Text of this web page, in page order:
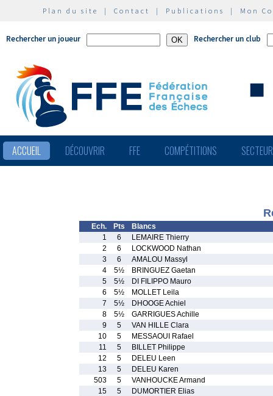
Plan du site | Contact | Publications | Mon
Rechercher un joueur Rechercher un club
ACCUEIL DÉCOUVRIR FFE COMPÉTITIONS
Ech. Pts
Blancs
1
6
LEMAIRE Thierry
2
6
LOCKWOOD Nathan
3
6
AMALOU Massyl
4
5½
BRINGUEZ Gaetan
5
5½
DI FILIPPO Mauro
6
5½
MOLLET Leila
7
5½
DHOOGE Achiel
8
5½
GARRIGUES Achille
9
5
VAN HILLE Clara
10
5
MESSAOUI Rafael
11
5
BILLET Philippe
12
5
DELEU Leen
13
5
DELEU Karen
503
5
VANHOUCKE Armand
15
5
DUMORTIER Elias